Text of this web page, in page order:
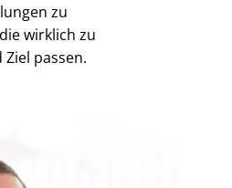
zu
wirklich zu
passen.